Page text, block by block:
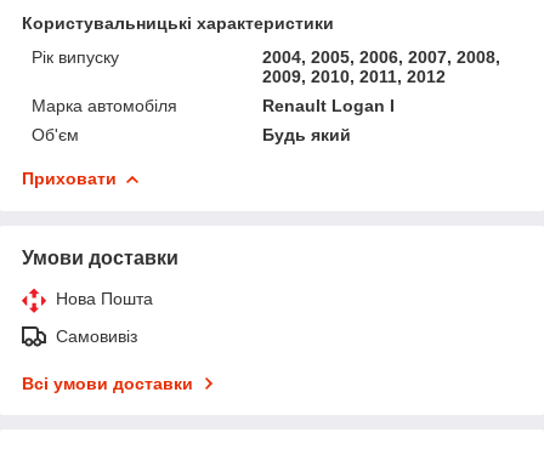
Користувальницькі характеристики
Рік випуску
2004, 2005, 2006, 2007, 2008,
2009, 2010, 2011, 2012
Марка автомобіля
Renault Logan I
Об'єм
Будь який
Приховати
Умови доставки
Нова Пошта
Самовивіз
Всі умови доставки